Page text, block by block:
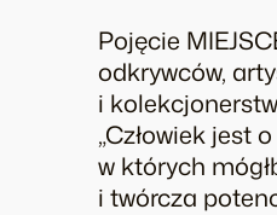
Pojęcie
odkrywców,
i
„Człowiek jest
w których
i twórcza